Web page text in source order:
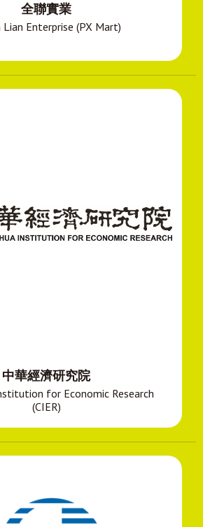
全聯實業
Lian Enterprise (PX Mart)
中華經濟研究院
for Economic Research
(CIER)